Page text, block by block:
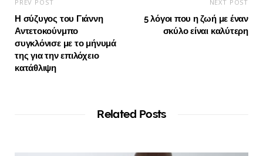
PREV POST
Η σύζυγος του Γιάννη
Αντετοκούνμπο
συγκλόνισε με το μήνυμά
της για την επιλόχειο
κατάθλιψη
NEXT POST
5 λόγοι που η ζωή με έναν
σκύλο είναι καλύτερη
Related Posts